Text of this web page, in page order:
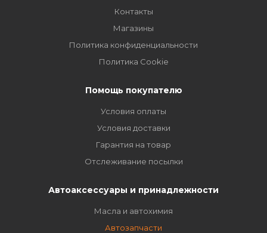
Контакты
Магазины
Политика конфиденциальности
Политика Cookie
Помощь покупателю
Условия оплаты
Условия доставки
Гарантия на товар
Отслеживание посылки
Автоаксессуары и принадлежности
Масла и автохимия
Автозапчасти